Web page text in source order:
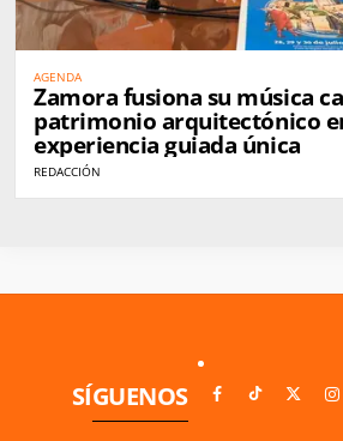
AGENDA
Zamora fusiona su música
patrimonio arquitectónico
experiencia guiada única
REDACCIÓN
SÍGUENOS